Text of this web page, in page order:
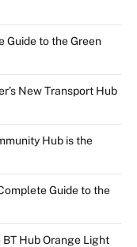
Guide to the Green
New Transport Hub
Hub is the
Guide to the
Hub Orange Light